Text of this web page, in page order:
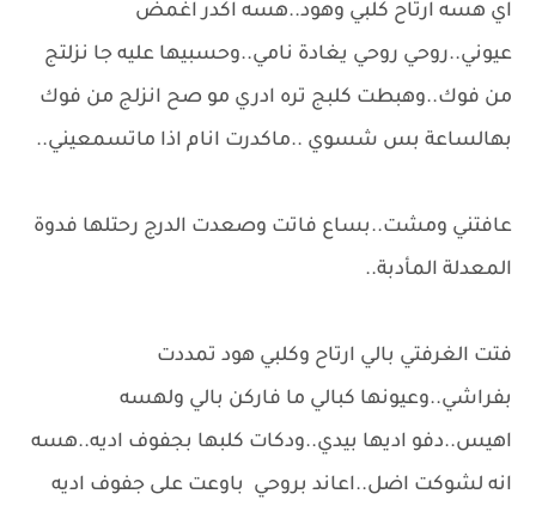
اي هسه ارتاح كلبي وهود..هسه اكدر اغمض
عيوني..روحي روحي يغادة نامي..وحسبيها عليه جا نزلتج
من فوك..وهبطت كلبج تره ادري مو صح انزلج من فوك
بهالساعة بس شسوي ..ماكدرت انام اذا ماتسمعيني..
عافتني ومشت..بساع فاتت وصعدت الدرج رحتلها فدوة
المعدلة المأدبة..
فتت الغرفتي بالي ارتاح وكلبي هود تمددت
بفراشي..وعيونها كبالي ما فاركن بالي ولهسه
اهيس..دفو اديها بيدي..ودكات كلبها بجفوف اديه..هسه
انه لشوكت اضل..اعاند بروحي باوعت على جفوف اديه